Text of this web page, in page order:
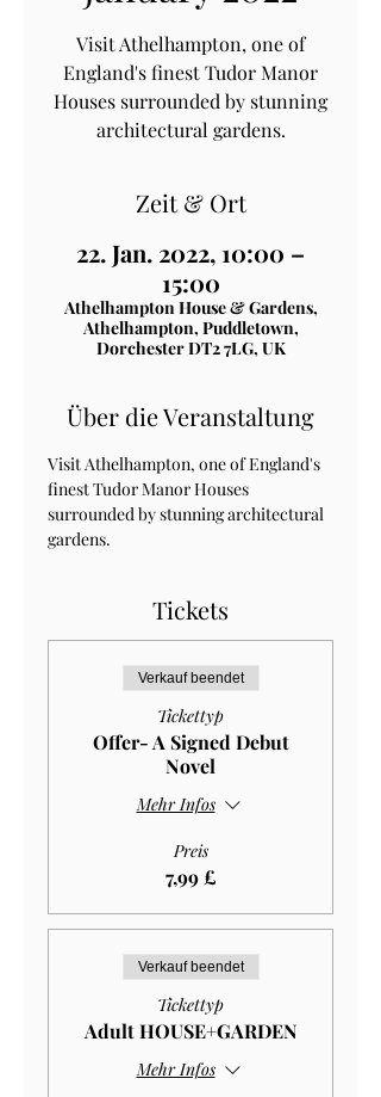
Visit Athelhampton, one of
England's finest Tudor Manor
Houses surrounded by stunning
architectural gardens.
Zeit & Ort
22. Jan. 2022, 10:00 –
15:00
Athelhampton House & Gardens,
Athelhampton, Puddletown,
Dorchester DT2 7LG, UK
Über die Veranstaltung
Visit Athelhampton, one of England's
finest Tudor Manor Houses
surrounded by stunning architectural
gardens.
Tickets
Verkauf beendet
Tickettyp
Offer- A Signed Debut
Novel
Mehr Infos
Preis
7,99 £
Verkauf beendet
Tickettyp
Adult HOUSE+GARDEN
Mehr Infos